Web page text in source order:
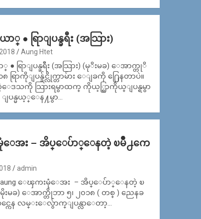
● ရြာျပန္ခရီး (အသြား)
Aung Htet
ရြာျပန္ခရီး (အသြား) (မုိးမခ) ေအာက္တုိ
၈ ရြာကိုျပန္ခ်င္လိုက္တာမ်ား ေျခကို ႐ြေနတာပဲ။
ေဒသကို သြားရမွာထက္ ကိုယ့္ရြာကိုယ္ျပန္ရမွာ
ပန္မယ့္ေန႔မွာ…
အး – အိပ္ေပ်ာ္ေနတဲ့ ၿမိဳ႕ကေ
admin
maung ေၾကးမုံေအး – အိပ္ေပ်ာ္ေနတဲ့ ၿ
းမခ) ေအာက္တိုဘာ ၅၊ ၂၀၁၈ ( တစ္ ) ညေနခ
ကေန လမ္းေလ်ွာက္ျပန္လာေတာ့…